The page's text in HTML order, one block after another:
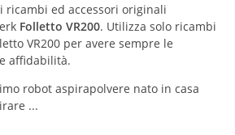
ed accessori originali
Folletto VR200. Utilizza solo ricambi
VR200 per avere sempre le
affidabilità.
robot aspirapolvere nato in casa
...